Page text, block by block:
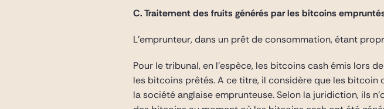
C. Traitement des fruits générés par les bitcoins
L’emprunteur, dans un prêt de consommation, étant
Pour le tribunal, en l’espèce, les bitcoins cash émis lors
les bitcoins prêtés. A ce titre, il considère que les
la société anglaise emprunteuse. Selon la juridiction, ils